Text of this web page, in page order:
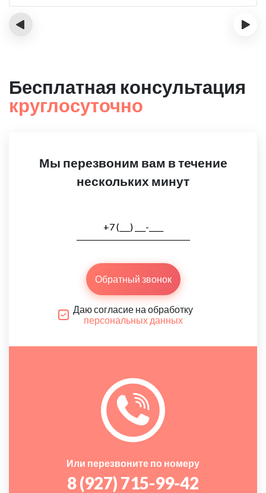
‹ ›
Бесплатная консультация
круглосуточно
Мы перезвоним вам в течение
нескольких минут
Обратный звонок
Даю согласие на обработку
персональных данных
Или перезвоните по номеру
8 (927) 715-99-42